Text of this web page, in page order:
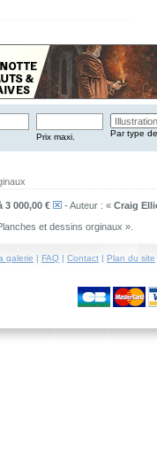
Prix maxi. Par type
3 000,00 € - Auteur : « Craig
et dessins orginaux ».
galerie | FAQ | Contact | Plan du site